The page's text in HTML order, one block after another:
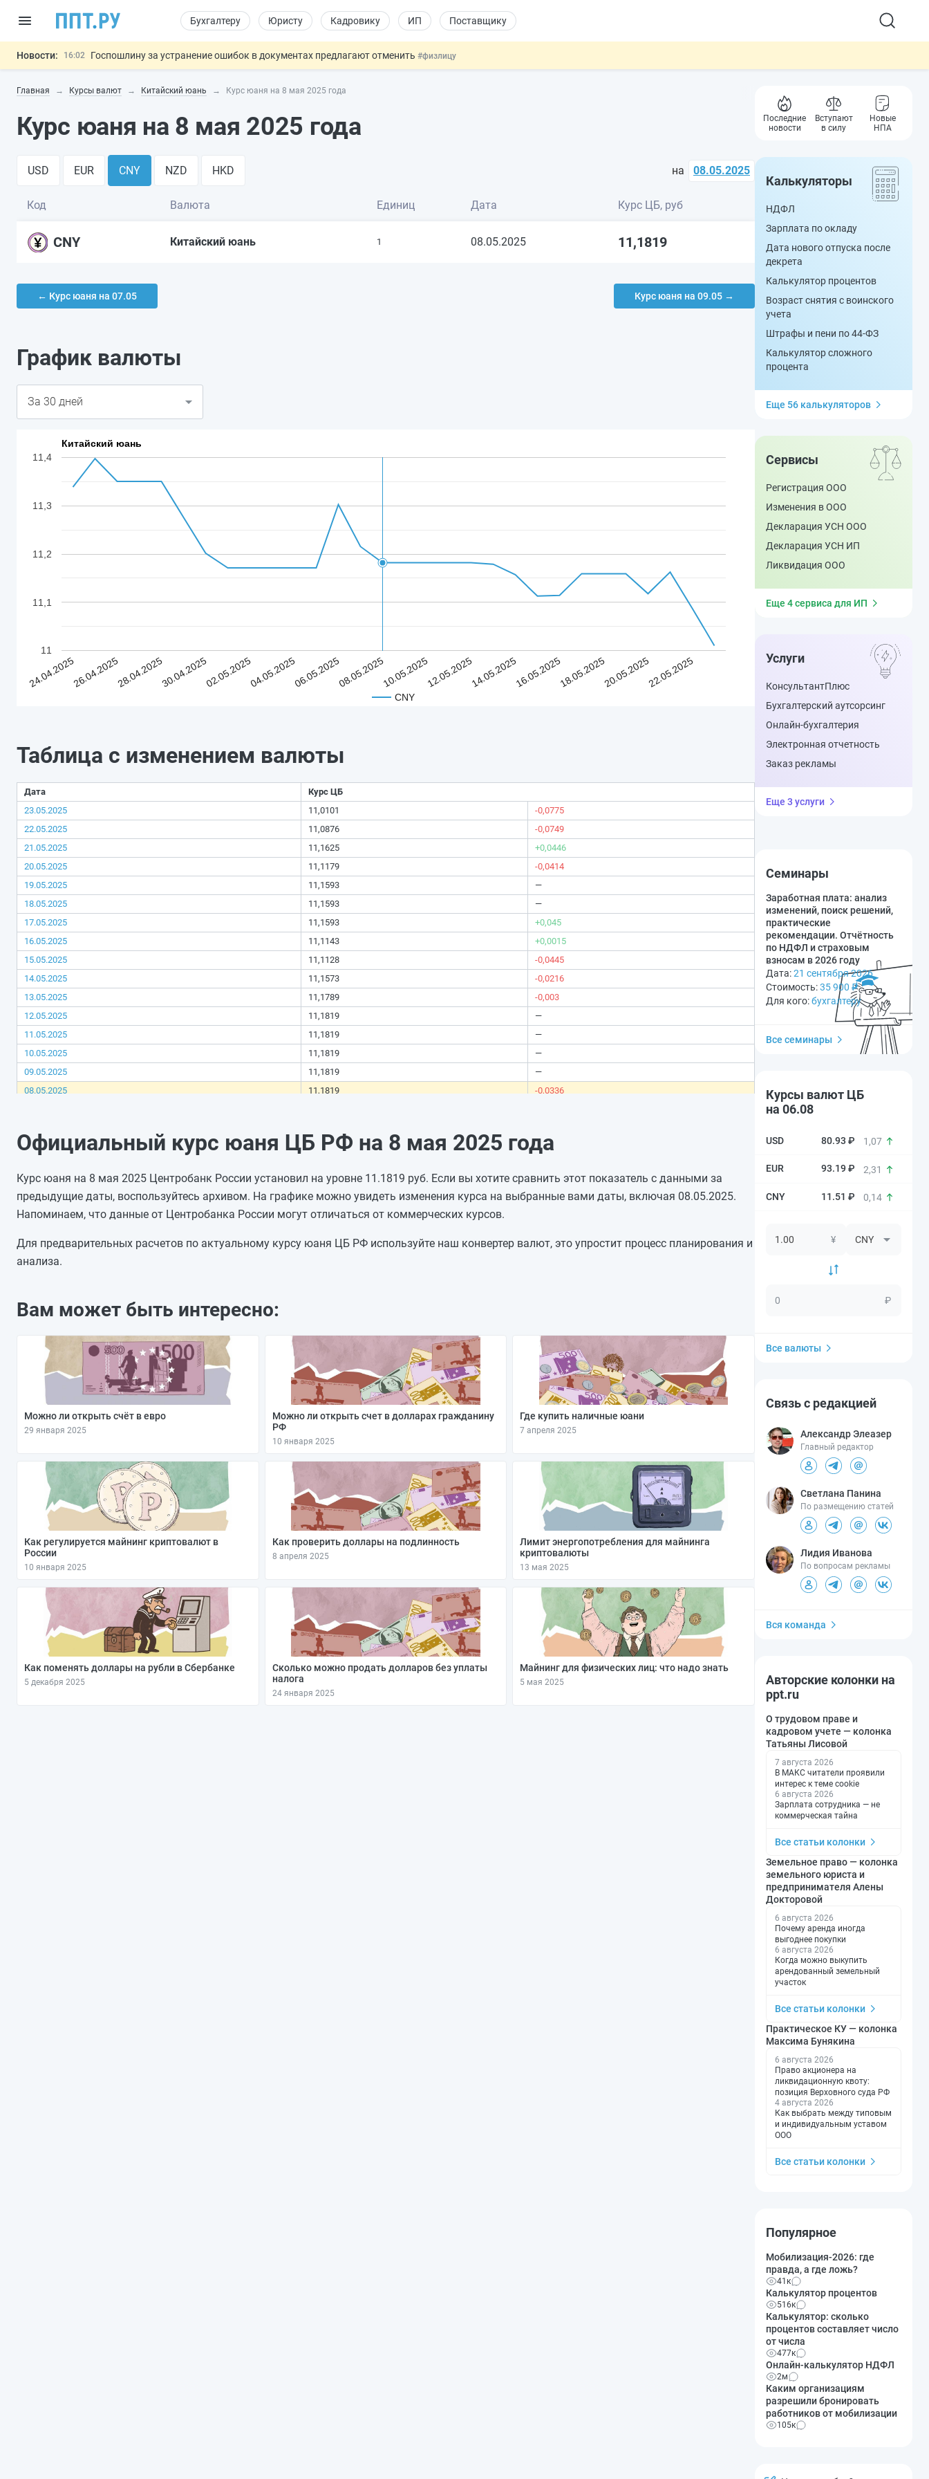
Бухгалтеру Юристу Кадровику ИП Поставщику
Новости: 16:02 Госпошлину за устранение ошибок в документах предлагают отменить #физлицу
14:44 Минцифры предлагает запретить рассылку смс детям#физлицу
11:31
Важно Разработают единые критерии трудовых и ГПХ-отношений
Главная Курсы валют Китайский юань Курс юаня на 8 мая 2025 года
Курс юаня на 8 мая 2025 года
USD EUR CNY NZD HKD на 08.05.2025
Код Валюта Единиц Дата Курс ЦБ, руб
CNY Китайский юань 1 08.05.2025 11,1819
← Курс юаня на 07.05 Курс юаня на 09.05 →
График валюты
Китайский юань
CNY
24.04.202526.04.202528.04.202530.04.202502.05.202504.05.202506.05.202508.05.202510.05.202512.05.202514.05.202516.05.202518.05.202520.05.202522.05.2025
11
11,1
11,2
11,3
11,4
Таблица с изменением валюты
Дата
Курс ЦБ
23.05.2025
11,0101
-0,0775
22.05.2025
11,0876
-0,0749
21.05.2025
11,1625
+0,0446
20.05.2025
11,1179
-0,0414
19.05.2025
11,1593
—
18.05.2025
11,1593
—
17.05.2025
11,1593
+0,045
16.05.2025
11,1143
+0,0015
15.05.2025
11,1128
-0,0445
14.05.2025
11,1573
-0,0216
13.05.2025
11,1789
-0,003
12.05.2025
11,1819
—
11.05.2025
11,1819
—
10.05.2025
11,1819
—
09.05.2025
11,1819
—
08.05.2025
11,1819
-0,0336
05.05.2025
11,1713
—
03.05.2025
11,1713
—
02.05.2025
11,1713
—
01.05.2025
11,1713
30.04.2025
11,2016
-0,0745
29.04.2025
26.04.2025
25.04.2025
11,3979
+0,0591
24.04.2025
—
Официальный курс юаня ЦБ РФ на 8 мая 2025 года
Курс юаня на 8 мая 2025 Центробанк России установил на уровне 11.1819 руб. Если вы хотите сравнить этот показатель с данными за
предыдущие даты, воспользуйтесь архивом. На графике можно увидеть изменения курса на выбранные вами даты, включая 08.05.2025.
Напоминаем, что данные от Центробанка России могут отличаться от коммерческих курсов.
Для предварительных расчетов по актуальному курсу юаня ЦБ РФ используйте наш конвертер валют, это упростит процесс планирования и
анализа.
Вам может быть интересно:
Можно ли открыть счёт в евро
29 января 2025
Можно ли открыть счет в долларах гражданину
РФ
10 января 2025
Где купить наличные юани
7 апреля 2025
Как регулируется майнинг криптовалют в
России
10 января 2025
Как проверить доллары на подлинность
8 апреля 2025
Лимит энергопотребления для майнинга
криптовалюты
13 мая 2025
Как поменять доллары на рубли в Сбербанке
5 декабря 2025
Сколько можно продать долларов без уплаты
налога
24 января 2025
Майнинг для физических лиц: что надо знать
5 мая 2025
Последние
новости
Вступают
в силу
Новые
НПА
Калькуляторы
НДФЛ
Зарплата по окладу
Дата нового отпуска после
декрета
Калькулятор процентов
Возраст снятия с воинского
учета
Штрафы и пени по 44-ФЗ
Калькулятор сложного
процента
Еще 56 калькуляторов
Сервисы
Регистрация ООО
Изменения в ООО
Декларация УСН ООО
Декларация УСН ИП
Ликвидация ООО
Еще 4 сервиса для ИП
Услуги
КонсультантПлюс
Бухгалтерский аутсорсинг
Онлайн-бухгалтерия
Электронная отчетность
Заказ рекламы
Еще 3 услуги
Семинары
Заработная плата: анализ
изменений, поиск решений,
практические
рекомендации. Отчётность
по НДФЛ и страховым
взносам в 2026 году
Дата:21 сентября 2026
Стоимость:35 900 ₽
Для кого:бухгалтеру
Все семинары
Курсы валют ЦБ
на 06.08
80.93 ₽ 1,07
93.19 ₽ 2,31
11.51 ₽ 0,14
¥
₽
Все валюты
Связь с редакцией
Александр Элеазер
Главный редактор
Светлана Панина
По размещению статей
Лидия Иванова
По вопросам рекламы
Вся команда
Авторские колонки на
ppt.ru
О трудовом праве и
кадровом учете — колонка
Татьяны Лисовой
7 августа 2026
В МАКС читатели проявили
интерес к теме cookie
6 августа 2026
Зарплата сотрудника — не
коммерческая тайна
Все статьи колонки
Земельное право — колонка
земельного юриста и
предпринимателя Алены
Докторовой
6 августа 2026
Почему аренда иногда
выгоднее покупки
6 августа 2026
Когда можно выкупить
арендованный земельный
участок
Все статьи колонки
Практическое КУ — колонка
Максима Бунякина
6 августа 2026
Право акционера на
ликвидационную квоту:
позиция Верховного суда РФ
4 августа 2026
Как выбрать между типовым
и индивидуальным уставом
ООО
Все статьи колонки
Популярное
Мобилизация-2026: где
правда, а где ложь?
41к
Калькулятор процентов
516к
Калькулятор: сколько
процентов составляет число
от числа
477к
Онлайн-калькулятор НДФЛ
2м
Каким организациям
разрешили бронировать
работников от мобилизации
105к